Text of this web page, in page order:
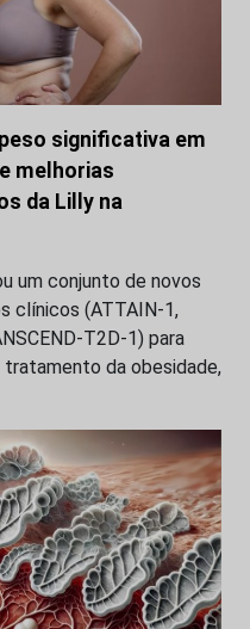
significativa em
melhorias
da Lilly na
um conjunto de novos
clínicos (ATTAIN-1,
T2D-1) para
da obesidade,